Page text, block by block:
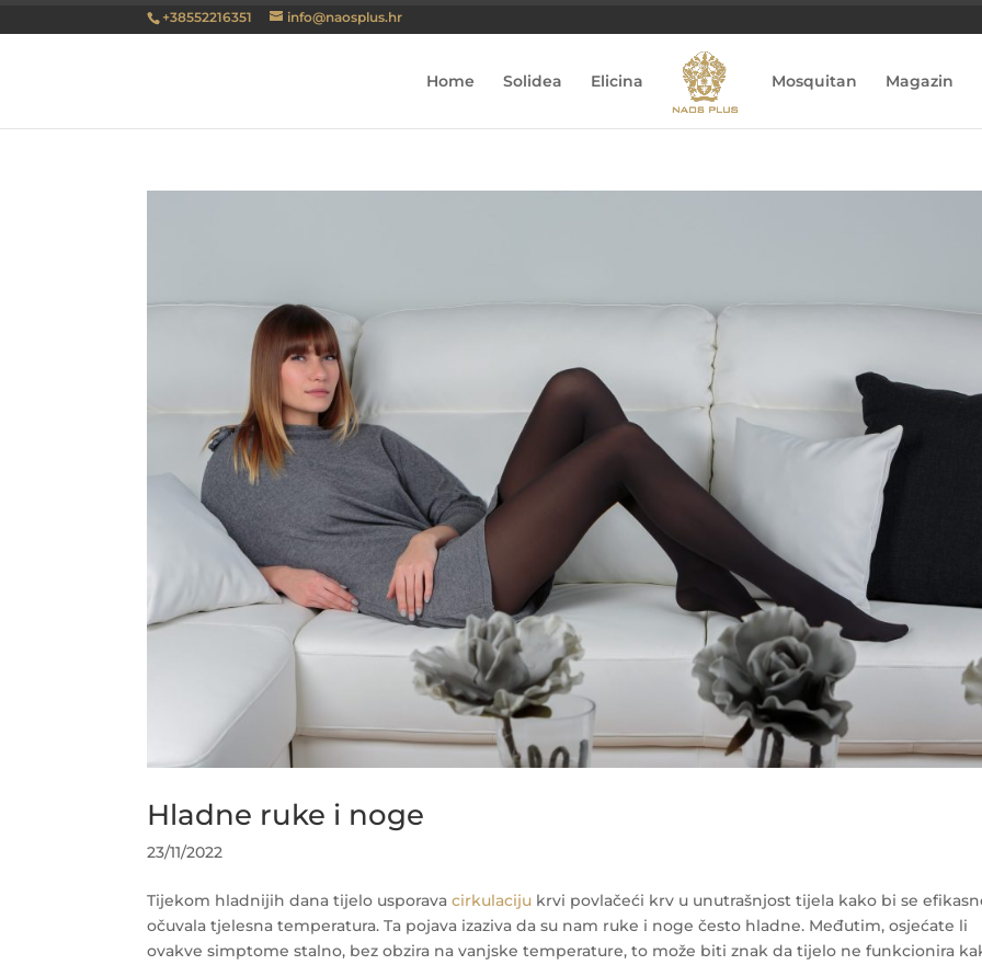
+38552216351 info@naosplus.hr
Home Solidea Elicina Mosquitan Magazin
Hladne ruke i noge
23/11/2022
Tijekom hladnijih dana tijelo usporavacirkulaciju krvi povlačeći krv u unutrašnjost tijela kako bi se
očuvala tjelesna temperatura. Ta pojava izaziva da su nam ruke i noge često hladne. Međutim, osjećate li
ovakve simptome stalno, bez obzira na vanjske temperature, to može biti znak da tijelo ne funkcionira